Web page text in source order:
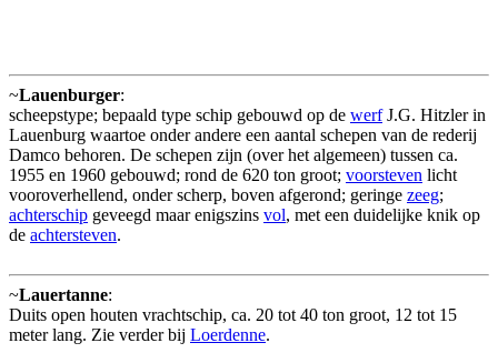
~Lauenburger:
scheepstype; bepaald type schip gebouwd op de werfJ.G. Hitzler in
Lauenburg waartoe onder andere een aantal schepen van de rederij
Damco behoren. De schepen zijn (over het algemeen) tussen ca.
1955 en 1960 gebouwd; rond de 620 ton groot; voorsteven licht
vooroverhellend, onder scherp, boven afgerond; geringe zeeg;
achterschip geveegd maar enigszins vol, met een duidelijke knik op
de achtersteven.
~Lauertanne:
Duits open houten vrachtschip, ca. 20 tot 40 ton groot, 12 tot 15
meter lang. Zie verder bij Loerdenne.